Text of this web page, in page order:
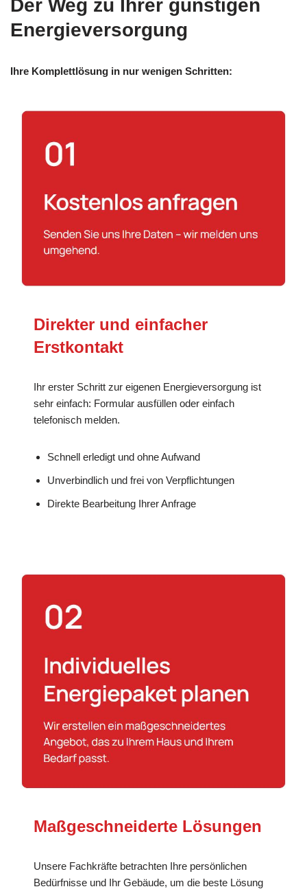
Der Weg zu Ihrer günstigen
Energieversorgung
Ihre Komplettlösung in nur wenigen Schritten:
Direkter und einfacher
Erstkontakt
Ihr erster Schritt zur eigenen Energieversorgung ist
sehr einfach: Formular ausfüllen oder einfach
telefonisch melden.
Schnell erledigt und ohne Aufwand
Unverbindlich und frei von Verpflichtungen
Direkte Bearbeitung Ihrer Anfrage
Maßgeschneiderte Lösungen
Unsere Fachkräfte betrachten Ihre persönlichen
Bedürfnisse und Ihr Gebäude, um die beste Lösung